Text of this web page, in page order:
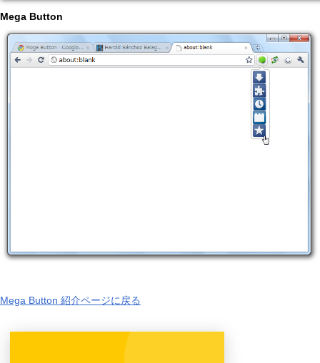
Mega Button
Mega Button 紹介ページに戻る